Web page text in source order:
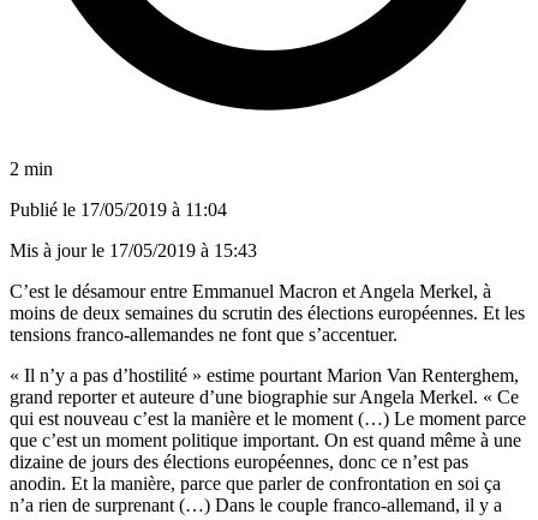
2 min
Publié le 17/05/2019 à 11:04
Mis à jour le 17/05/2019 à 15:43
C’est le désamour entre Emmanuel Macron et Angela Merkel, à
moins de deux semaines du scrutin des élections européennes. Et les
tensions franco-allemandes ne font que s’accentuer.
« Il n’y a pas d’hostilité » estime pourtant Marion Van Renterghem,
grand reporter et auteure d’une biographie sur Angela Merkel. « Ce
qui est nouveau c’est la manière et le moment (…) Le moment parce
que c’est un moment politique important. On est quand même à une
dizaine de jours des élections européennes, donc ce n’est pas
anodin. Et la manière, parce que parler de confrontation en soi ça
n’a rien de surprenant (…) Dans le couple franco-allemand, il y a